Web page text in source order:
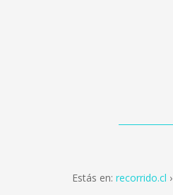
Estás en: recorrido.cl